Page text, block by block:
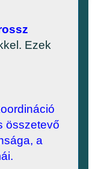
Ezek
összetevő
a